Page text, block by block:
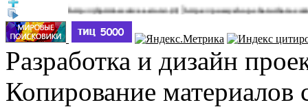
http://jbprimecurves.store/(3)|https://pussyshop.chaturbate.com/male-
Разработка и дизайн
Копирование материалов